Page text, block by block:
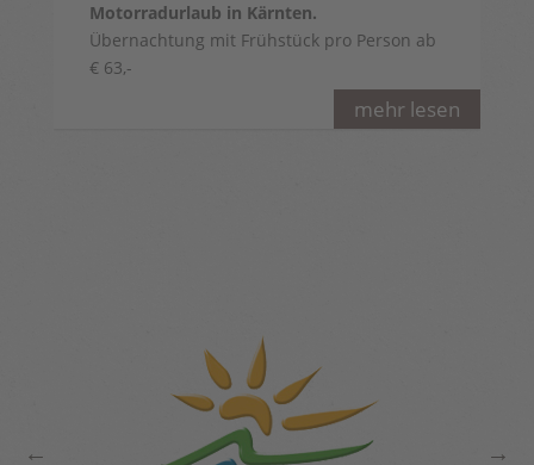
mehr lesen
Motorradurlaub in Kärnten.
Übernachtung mit Frühstück pro Person ab
€ 63,-